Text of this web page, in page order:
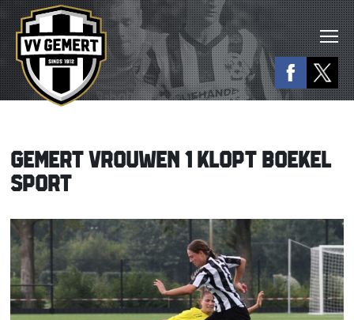
GEMERT VROUWEN 1 KLOPT BOEKEL
SPORT